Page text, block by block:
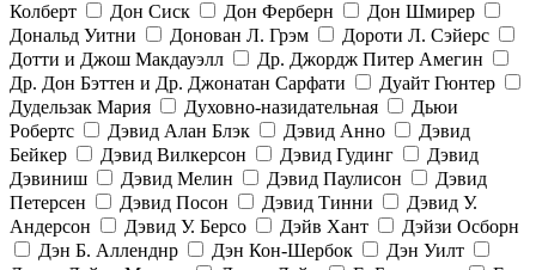
Колберт
Дон Сиск Дон Ферберн
Дон Шмирер
Дональд Уитни
Донован Л. Грэм
Дороти Л. Сэйерс
Дотти и Джош Макдауэлл
Др. Джордж Питер Амегин
Др. Дон Бэттен и Др. Джонатан Сарфати
Дуайт Гюнтер
Дудельзак Мария
Духовно-назидательная
Дьюи
Робертс
Дэвид Алан Блэк Дэвид Анно
Дэвид
Бейкер
Дэвид Вилкерсон Дэвид Гудинг
Дэвид
Дэвиниш
Дэвид Мелин Дэвид Паулисон
Дэвид
Петерсен
Дэвид Посон Дэвид Тинни
Дэвид У.
Андерсон
Дэвид У. Берсо Дэйв Хант
Дэйзи Осборн
Дэн Б. Алленднр
Дэн Кон-Шербок
Дэн Уилт